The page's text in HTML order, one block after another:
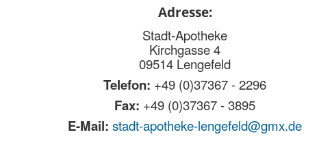
Adresse:
Stadt-Apotheke
Kirchgasse 4
09514 Lengefeld
Telefon: +49 (0)37367 - 2296
Fax: +49 (0)37367 - 3895
E-Mail: stadt-apotheke-lengefeld@gmx.de